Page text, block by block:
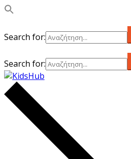
Search for:
Search for: